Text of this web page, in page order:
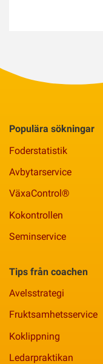
Populära sökningar
Foderstatistik
Avbytarservice
VäxaControl®
Kokontrollen
Seminservice
Tips från coachen
Avelsstrategi
Fruktsamhetsservice
Koklippning
Ledarpraktikan